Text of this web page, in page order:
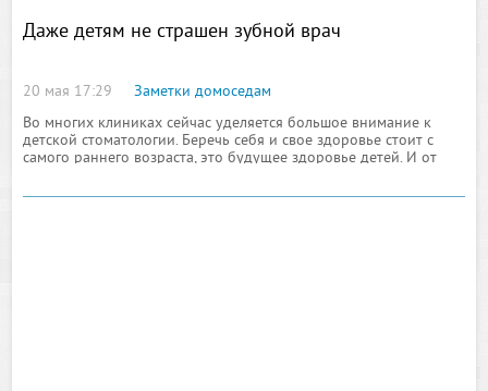
Даже детям не страшен зубной врач
20 мая 17:29
Заметки домоседам
Во многих клиниках сейчас уделяется большое внимание к
детской стоматологии. Беречь себя и свое здоровье стоит с
самого раннего возраста, это будущее здоровье детей. И от